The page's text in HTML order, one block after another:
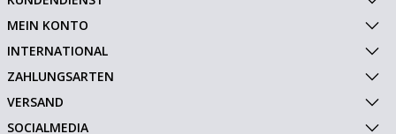
MEIN KONTO
INTERNATIONAL
ZAHLUNGSARTEN
VERSAND
SOCIALMEDIA